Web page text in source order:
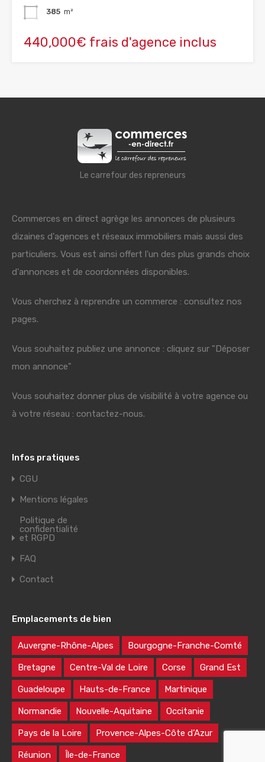
385 m²
440,000€ frais d'agence inclus
Le carrefour des repreneurs
Commerces en direct agrège les annonces de plusieurs
dizaines d'agences et réseaux immobiliers mais aussi des
particuliers. Vous est ainsi offert l'un des plus grands choix
d'annonces et de coordonnées disponibles.
Vous cherchez à reprendre un commerce : consultez nos
pages.
Vous souhaitez publiez une annonce : cliquez sur "Déposer
mon annonce"
Vous souhaitez donner plus de visibilité à votre agence ou
à votre réseau : contactez-nous.
Infos pratiques
CGU
Mentions légales
Politique de
confidentialité
et RGPD
FAQ
Contact
Emplacements de bien
Auvergne-Rhône-Alpes Bourgogne-Franche-Comté
Bretagne Centre-Val de Loire Corse Grand Est
Guadeloupe Hauts-de-France Martinique
Normandie Nouvelle-Aquitaine Occitanie
Pays de la Loire Provence-Alpes-Côte d’Azur
Réunion Île-de-France